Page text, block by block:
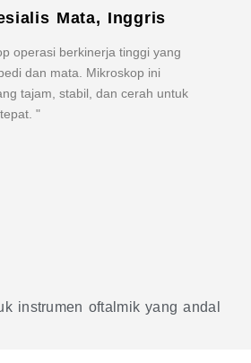
Mata, Inggris
operasi berkinerja tinggi yang
dan mata. Mikroskop ini
tajam, stabil, dan cerah untuk
"
instrumen oftalmik yang andal